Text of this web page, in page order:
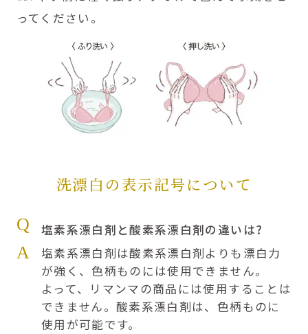
ってください。
洗漂白の表示記号について
Q 塩素系漂白剤と酸素系漂白剤の違いは?
A
塩素系漂白剤は酸素系漂白剤よりも漂白力
が強く、色柄ものには使用できません。
よって、リマンマの商品には使用することは
できません。酸素系漂白剤は、色柄ものに
使用が可能です。